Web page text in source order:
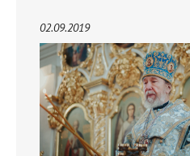
02.09.2019